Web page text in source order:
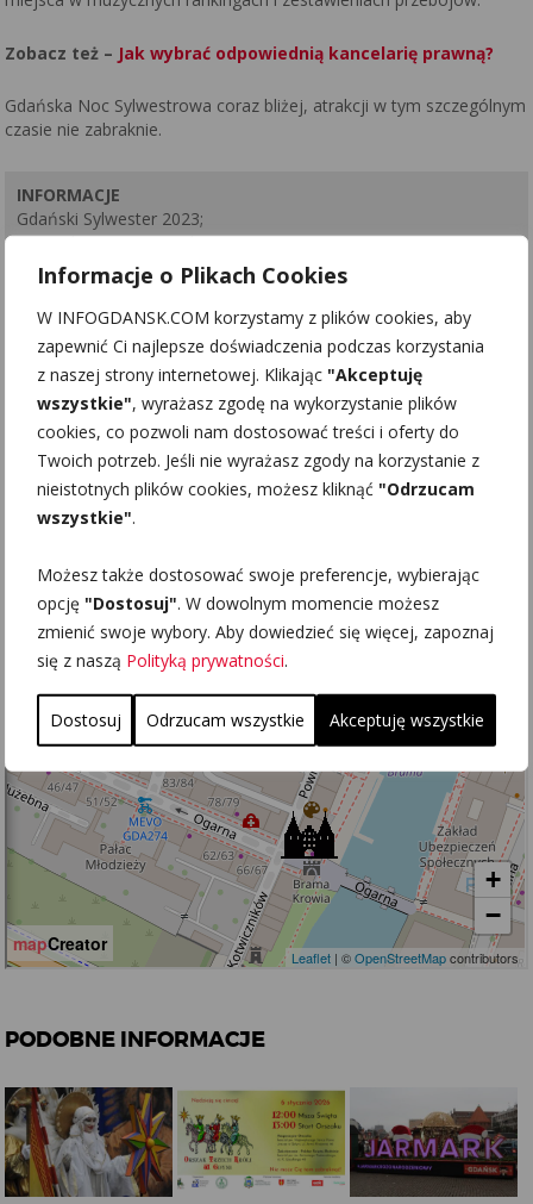
Informacje o Plikach Cookies
W INFOGDANSK.COM korzystamy z plików cookies, aby
zapewnić Ci najlepsze doświadczenia podczas korzystania
z naszej strony internetowej. Klikając "Akceptuję
wszystkie", wyrażasz zgodę na wykorzystanie plików
cookies, co pozwoli nam dostosować treści i oferty do
Twoich potrzeb. Jeśli nie wyrażasz zgody na korzystanie z
nieistotnych plików cookies, możesz kliknąć "Odrzucam
wszystkie".
Możesz także dostosować swoje preferencje, wybierając
opcję "Dostosuj". W dowolnym momencie możesz
zmienić swoje wybory. Aby dowiedzieć się więcej, zapoznaj
się z naszą Polityką prywatności.
Dostosuj Odrzucam wszystkie Akceptuję wszystkie
Zobacz też – Jak wybrać odpowiednią kancelarię prawną?
Gdańska Noc Sylwestrowa coraz bliżej, atrakcji w tym szczególnym
czasie nie zabraknie.
INFORMACJE
Gdański Sylwester 2023;
31 grudnia 2023 r., godz. 22.00;
Jar Wilanowski – koncert Sylwii Grzeszczak;
Plaża przy molo w Brzeźnie – Gromee z zespołem;
PODOBNE INFORMACJE